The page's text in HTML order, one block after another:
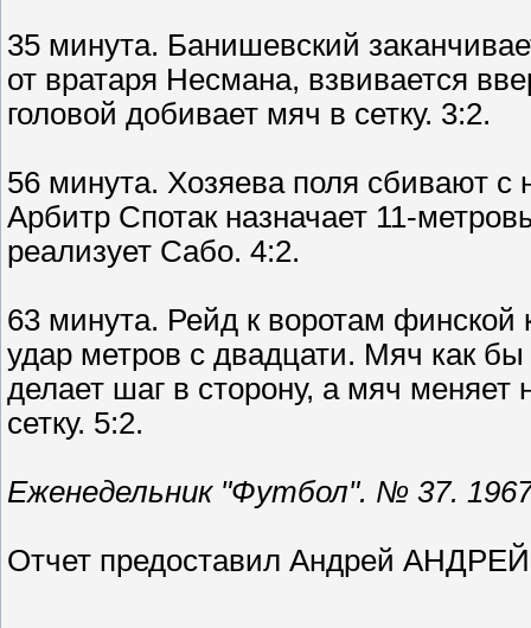
35 минута. Банишевский
от вратаря Несмана, взвивается
головой добивает мяч в сетку. 3:2.
56 минута. Хозяева поля сбивают
Арбитр Спотак назначает 11-
реализует Сабо. 4:2.
63 минута. Рейд к воротам
удар метров с двадцати. Мяч как
делает шаг в сторону, а мяч
сетку. 5:2.
Еженедельник "Футбол". № 37.
Отчет предоставил Андрей